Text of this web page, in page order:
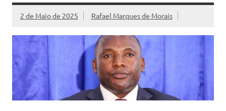
2 de Maio de 2025 Rafael Marques de Morais